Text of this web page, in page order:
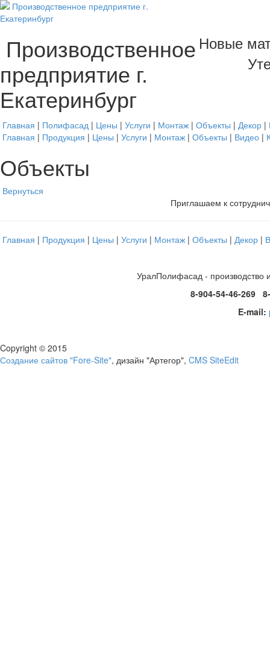
Производственное
предприятие г.
Екатеринбург
Новые
Главная | Полифасад | Цены | Услуги | Монтаж | Объекты | Декор |
Главная | Продукция | Цены | Услуги | Монтаж | Объекты | Видео |
Объекты
Вернуться
Приглашаем к
Главная | Продукция | Цены | Услуги | Монтаж | Объекты | Декор |
УралПолифасад - производство
8-904-54-46-269
E-mail:
Copyright © 2015
Создание сайтов "Fore-Site", дизайн "Артегор", CMS SiteEdit